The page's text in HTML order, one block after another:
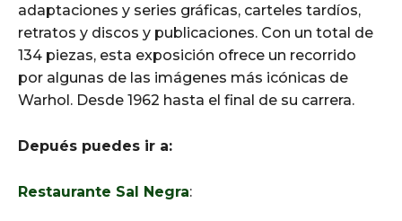
adaptaciones y series gráficas, carteles tardíos,
retratos y discos y publicaciones. Con un total de
134 piezas, esta exposición ofrece un recorrido
por algunas de las imágenes más icónicas de
Warhol. Desde 1962 hasta el final de su carrera.
Depués puedes ir a:
Restaurante Sal Negra: